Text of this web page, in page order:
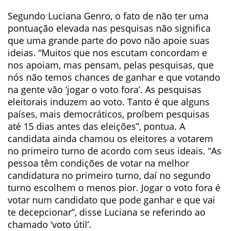
Segundo Luciana Genro, o fato de não ter uma
pontuação elevada nas pesquisas não significa
que uma grande parte do povo não apoie suas
ideias. “Muitos que nos escutam concordam e
nos apoiam, mas pensam, pelas pesquisas, que
nós não temos chances de ganhar e que votando
na gente vão ‘jogar o voto fora’. As pesquisas
eleitorais induzem ao voto. Tanto é que alguns
países, mais democráticos, proíbem pesquisas
até 15 dias antes das eleições”, pontua. A
candidata ainda chamou os eleitores a votarem
no primeiro turno de acordo com seus ideais. “As
pessoa têm condições de votar na melhor
candidatura no primeiro turno, daí no segundo
turno escolhem o menos pior. Jogar o voto fora é
votar num candidato que pode ganhar e que vai
te decepcionar”, disse Luciana se referindo ao
chamado ‘voto útil’.